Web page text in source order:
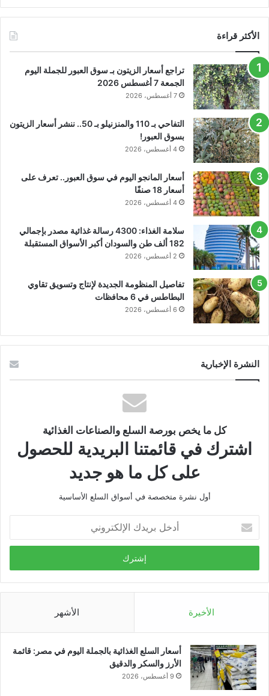
الأكثر قراءة
تراجع أسعار الزيتون بـ سوق العبور للجملة اليوم
الجمعة 7 أغسطس 2026
7 أغسطس، 2026
التفاحي بـ 110 والمنزنيلو بـ 50.. ننشر أسعار الزيتون
بسوق العبور!
4 أغسطس، 2026
أسعار المانجو اليوم في سوق العبور.. تعرف على
أسعار 18 صنفًا
4 أغسطس، 2026
سلامة الغذاء: 4300 رسالة غذائية مصدر بإجمالي
182 ألف طن والسودان أكبر الأسواق المستقبلة
2 أغسطس، 2026
تفاصيل المنظومة الجديدة لإنتاج وتسويق تقاوي
البطاطس في 6 محافظات
6 أغسطس، 2026
النشرة الإخبارية
كل ما يخص بورصة السلع والصناعات الغذائية
اشترك في قائمتنا البريدية للحصول
على كل ما هو جديد
أول نشرة متخصصة في أسواق السلع الأساسية
بريدك
الإلكتروني
الأخيرة الأشهر
أسعار السلع الغذائية بالجملة اليوم في مصر: قائمة
الأرز والسكر والدقيق
9 أغسطس، 2026